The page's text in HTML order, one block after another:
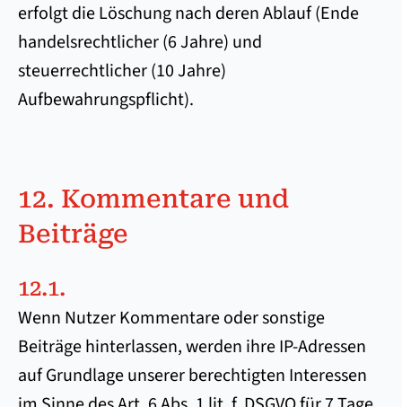
erfolgt die Löschung nach deren Ablauf (Ende
handelsrechtlicher (6 Jahre) und
steuerrechtlicher (10 Jahre)
Aufbewahrungspflicht).
12. Kommentare und
Beiträge
12.1.
Wenn Nutzer Kommentare oder sonstige
Beiträge hinterlassen, werden ihre IP-Adressen
auf Grundlage unserer berechtigten Interessen